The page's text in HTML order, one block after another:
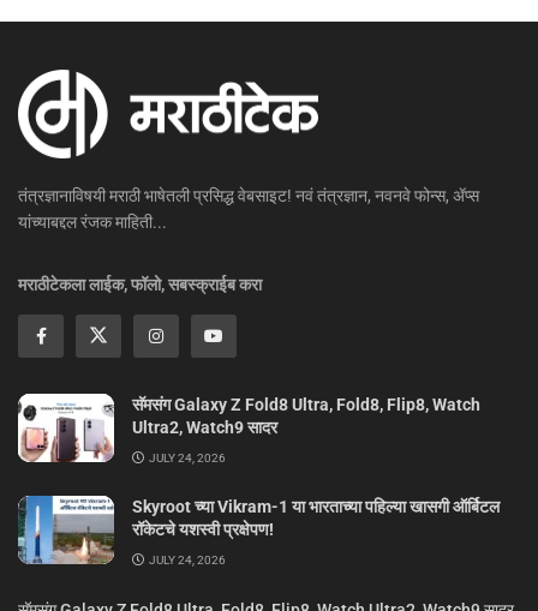
तंत्रज्ञानाविषयी मराठी भाषेतली प्रसिद्ध वेबसाइट! नवं तंत्रज्ञान, नवनवे फोन्स, ॲप्स
यांच्याबद्दल रंजक माहिती...
मराठीटेकला लाईक, फॉलो, सबस्क्राईब करा
सॅमसंग Galaxy Z Fold8 Ultra, Fold8, Flip8, Watch
Ultra2, Watch9 सादर
JULY 24, 2026
Skyroot च्या Vikram-1 या भारताच्या पहिल्या खासगी ऑर्बिटल
रॉकेटचे यशस्वी प्रक्षेपण!
JULY 24, 2026